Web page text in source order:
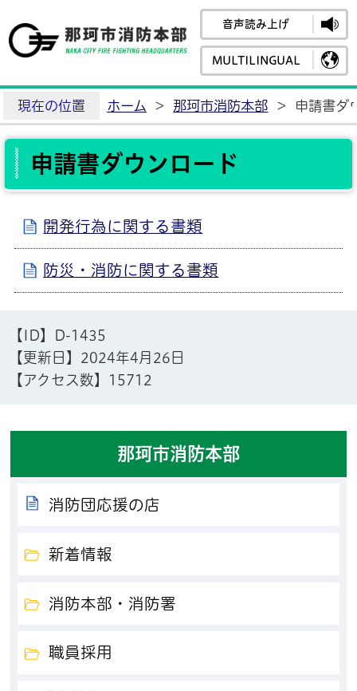
那珂市消
音声読み上げ
MULTILINGUAL
現在の位置 ホーム > 那珂市消防本部 > 申請書ダ
申請書ダウンロード
開発行為に関する書類
防災・消防に関する書類
【ID】
D-1435
【更新日】 2024年4月26日
【アクセス数】
15712
那珂市消防本部
消防団応援の店
新着情報
消防本部・消防署
職員採用